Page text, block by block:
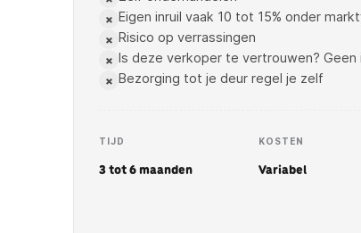
× Eigen inruil vaak 10 tot 15% onder
× Risico op verrassingen
× Is deze verkoper te vertrouwen? Geen
× Bezorging tot je deur regel je zelf
TIJD
3 tot 6 maanden
KOSTEN
Variabel